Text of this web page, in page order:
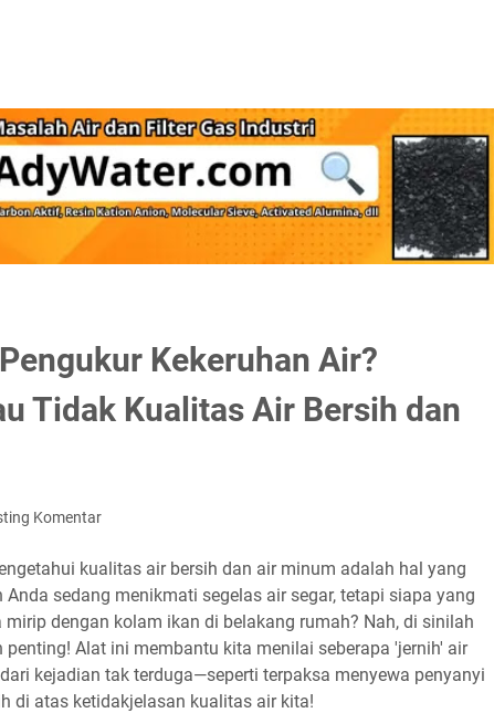
Kekeruhan Air?
Tidak Kualitas Air Bersih dan
Komentar
kualitas air bersih dan air minum adalah hal yang
sedang menikmati segelas air segar, tetapi siapa yang
dengan kolam ikan di belakang rumah? Nah, di sinilah
penting! Alat ini membantu kita menilai seberapa 'jernih' air
kejadian tak terduga—seperti terpaksa menyewa penyanyi
di atas ketidakjelasan kualitas air kita!